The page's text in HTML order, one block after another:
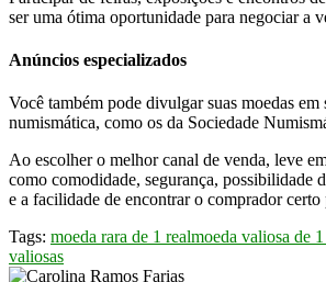
ser uma ótima oportunidade para negociar a
Anúncios especializados
Você também pode divulgar suas moedas em
numismática, como os da Sociedade
Ao escolher o melhor canal de venda, leve
como comodidade, segurança, possibilidade
e a facilidade de encontrar o comprador certo
Tags: moeda rara de 1 realmoeda valiosa de
valiosas